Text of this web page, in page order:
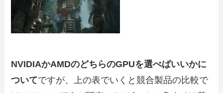
NVIDIAかAMDのどちらのGPUを選べばいいかに
ついてですが、上の表でいくと競合製品の比較で